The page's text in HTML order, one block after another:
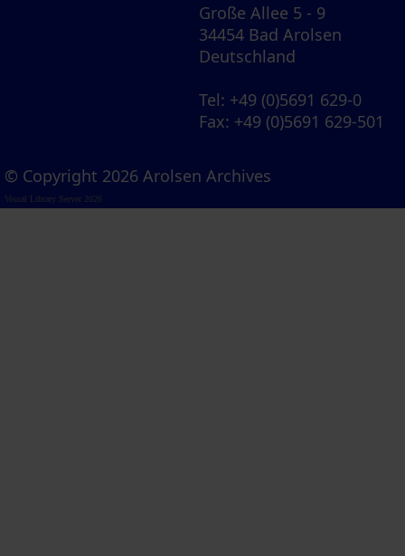
Große Allee 5 - 9
34454 Bad Arolsen
Deutschland
Tel: +49 (0)5691 629-0
Fax: +49 (0)5691 629-501
© Copyright 2026 Arolsen Archives
Visual Library Server 2026